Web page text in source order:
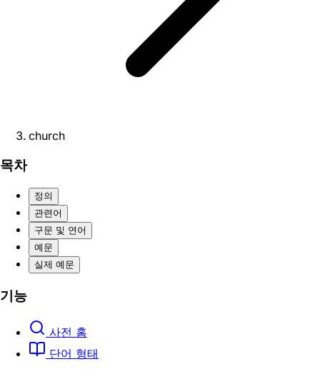
church
목차
정의
관련어
구문 및 연어
예문
실제 예문
기능
사전 홈
단어 형태